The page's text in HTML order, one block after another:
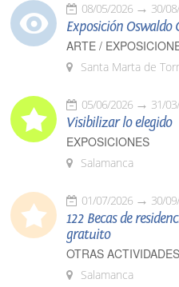
08/05/2026 30/
Exposición Oswaldo
ARTE /
Santa Marta de
05/06/2026 31/
Visibilizar lo elegido
EXPOSICIONES
Salamanca
01/07/2026 30/
122 Becas de
gratuito
OTRAS ACTIVIDADES
Salamanca